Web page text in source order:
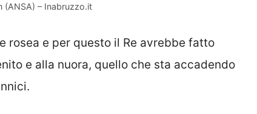
(ANSA) – Inabruzzo.it
rosea e per questo il Re avrebbe fatto
e alla nuora, quello che sta accadendo